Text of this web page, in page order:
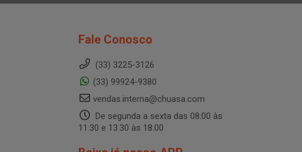
Fale Conosco
(33) 3225-3126
(33) 99924-9380
vendas.interna@chuasa.com
De segunda a sexta das 08:00 às
11:30 e 13:30 às 18:00